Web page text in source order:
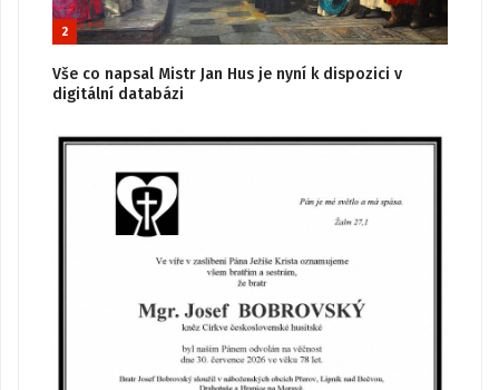
2
Vše co napsal Mistr Jan Hus je nyní k dispozici v
digitální databázi